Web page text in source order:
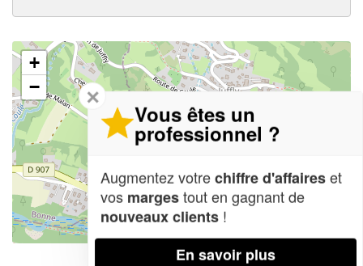
+
−
Leaflet| Map data ©OpenStreetMap contributors,CC-BY-SA
✕
Vous êtes un
professionnel ?
Augmentez votrechiffre d'affaireset
vos margestout en gagnant de
nouveaux clients !
En savoir plus